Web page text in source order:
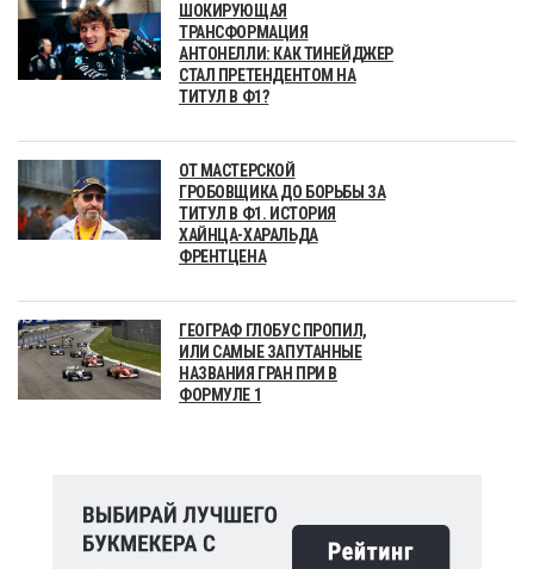
ШОКИРУЮЩАЯ
ТРАНСФОРМАЦИЯ
АНТОНЕЛЛИ: КАК ТИНЕЙДЖЕР
СТАЛ ПРЕТЕНДЕНТОМ НА
ТИТУЛ В Ф1?
ОТ МАСТЕРСКОЙ
ГРОБОВЩИКА ДО БОРЬБЫ ЗА
ТИТУЛ В Ф1. ИСТОРИЯ
ХАЙНЦА-ХАРАЛЬДА
ФРЕНТЦЕНА
ГЕОГРАФ ГЛОБУС ПРОПИЛ,
ИЛИ САМЫЕ ЗАПУТАННЫЕ
НАЗВАНИЯ ГРАН ПРИ В
ФОРМУЛЕ 1